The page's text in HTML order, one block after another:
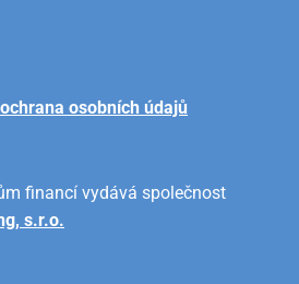
osobních údajů
financí vydává společnost
s.r.o.